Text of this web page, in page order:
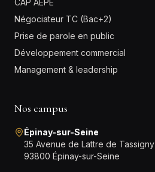
CAP AEPE
Négociateur TC (Bac+2)
Prise de parole en public
Développement commercial
Management & leadership
Nos campus
Épinay-sur-Seine
35 Avenue de Lattre de Tassigny
93800 Épinay-sur-Seine